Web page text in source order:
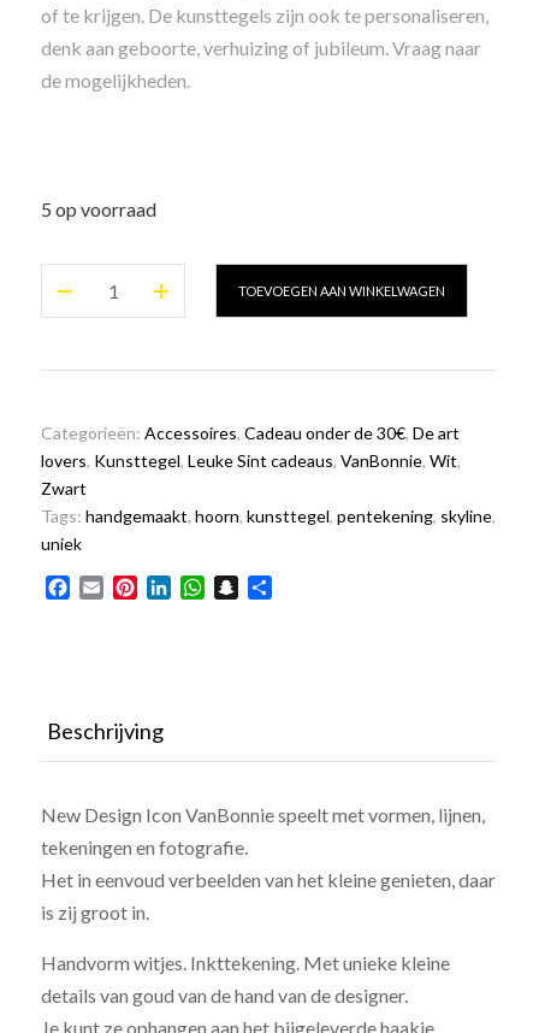
of te krijgen. De kunsttegels zijn ook te personaliseren,
denk aan geboorte, verhuizing of jubileum. Vraag naar
de mogelijkheden.
5 op voorraad
TOEVOEGEN AAN WINKELWAGEN
Categorieën: Accessoires, Cadeau onder de 30€, De art
lovers, Kunsttegel, Leuke Sint cadeaus, VanBonnie, Wit,
Zwart
Tags: handgemaakt, hoorn, kunsttegel, pentekening, skyline,
uniek
Facebook
Email PinterestLinkedInWhatsApp
Snapchat
Beschrijving
New Design Icon VanBonnie speelt met vormen, lijnen,
tekeningen en fotografie.
Het in eenvoud verbeelden van het kleine genieten, daar
is zij groot in.
Handvorm witjes. Inkttekening. Met unieke kleine
details van goud van de hand van de designer.
Je kunt ze ophangen aan het bijgeleverde haakje,